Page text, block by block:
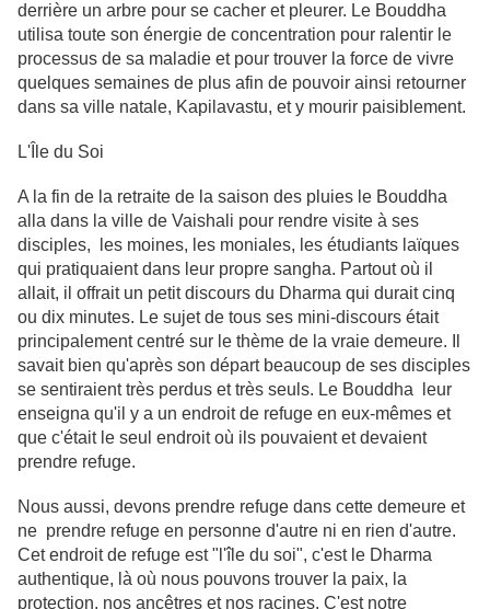
derrière un arbre pour se cacher et pleurer. Le Bouddha
utilisa toute son énergie de concentration pour ralentir le
processus de sa maladie et pour trouver la force de vivre
quelques semaines de plus afin de pouvoir ainsi retourner
dans sa ville natale, Kapilavastu, et y mourir paisiblement.
L'Île du Soi
A la fin de la retraite de la saison des pluies le Bouddha
alla dans la ville de Vaishali pour rendre visite à ses
disciples, les moines, les moniales, les étudiants laïques
qui pratiquaient dans leur propre sangha. Partout où il
allait, il offrait un petit discours du Dharma qui durait cinq
ou dix minutes. Le sujet de tous ses mini-discours était
principalement centré sur le thème de la vraie demeure. Il
savait bien qu'après son départ beaucoup de ses disciples
se sentiraient très perdus et très seuls. Le Bouddha leur
enseigna qu'il y a un endroit de refuge en eux-mêmes et
que c'était le seul endroit où ils pouvaient et devaient
prendre refuge.
Nous aussi, devons prendre refuge dans cette demeure et
ne prendre refuge en personne d'autre ni en rien d'autre.
Cet endroit de refuge est "l'île du soi", c'est le Dharma
authentique, là où nous pouvons trouver la paix, la
protection, nos ancêtres et nos racines. C'est notre